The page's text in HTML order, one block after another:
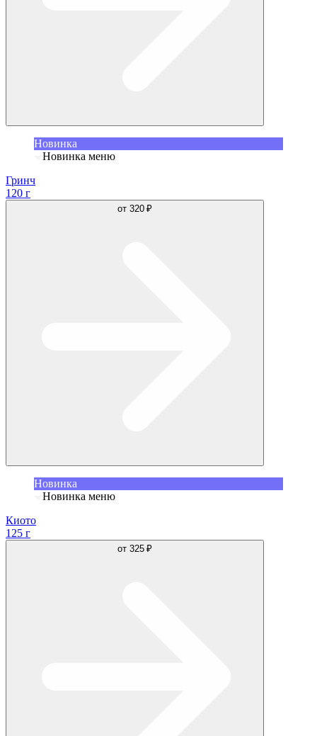
Новинка
Новинка меню
Гринч
120 г
от 320 ₽
Новинка
Новинка меню
Киото
125 г
от 325 ₽